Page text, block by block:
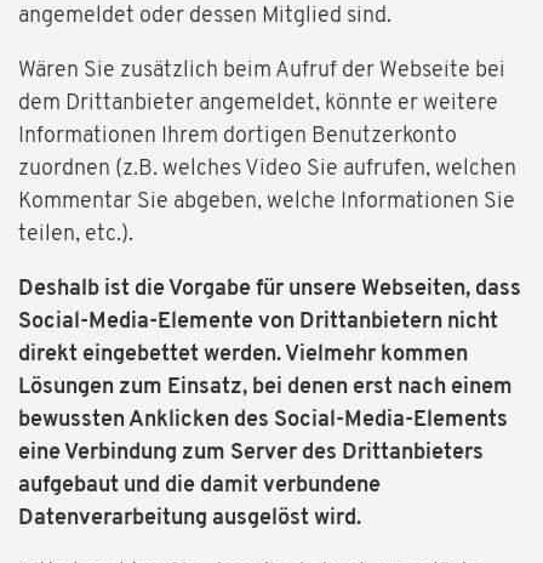
angemeldet oder dessen Mitglied sind.
Wären Sie zusätzlich beim Aufruf der Webseite bei
dem Drittanbieter angemeldet, könnte er weitere
Informationen Ihrem dortigen Benutzerkonto
zuordnen (z.B. welches Video Sie aufrufen, welchen
Kommentar Sie abgeben, welche Informationen Sie
teilen, etc.).
Deshalb ist die Vorgabe für unsere Webseiten, dass
Social-Media-Elemente von Drittanbietern nicht
direkt eingebettet werden. Vielmehr kommen
Lösungen zum Einsatz, bei denen erst nach einem
bewussten Anklicken des Social-Media-Elements
eine Verbindung zum Server des Drittanbieters
aufgebaut und die damit verbundene
Datenverarbeitung ausgelöst wird.